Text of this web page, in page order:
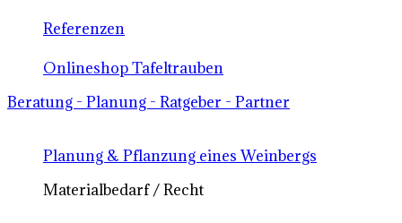
Referenzen
Onlineshop Tafeltrauben
Beratung - Planung - Ratgeber - Partner
Planung & Pflanzung eines Weinbergs
Materialbedarf / Recht